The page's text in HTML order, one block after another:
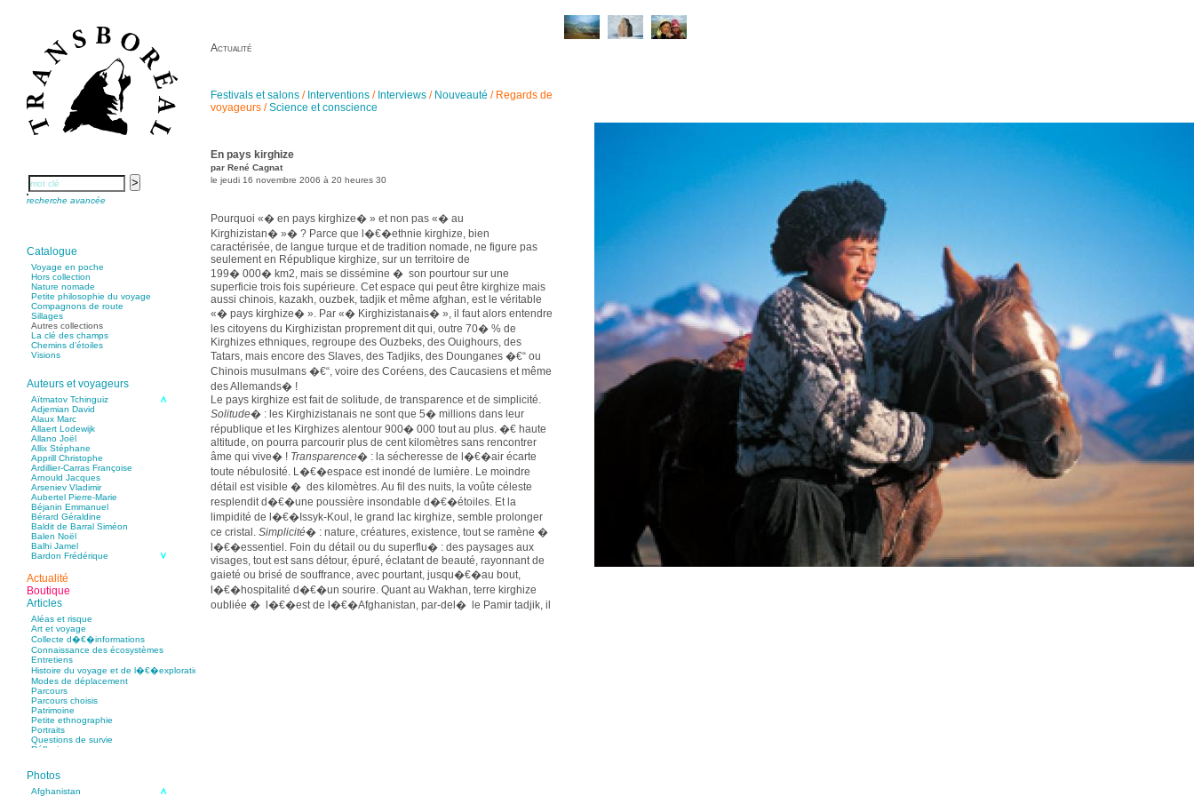
recherche avancée
Catalogue
Voyage en poche
Hors collection
Nature nomade
Petite philosophie du voyage
Compagnons de route
Sillages
Autres collections
La clé des champs
Chemins d’étoiles
Visions
Auteurs et voyageurs
Aïtmatov Tchinguiz
Adjemian David
Alaux Marc
Allaert Lodewijk
Allano Joël
Allix Stéphane
Apprill Christophe
Ardillier-Carras Françoise
Arnould Jacques
Arseniev Vladimir
Aubertel Pierre-Marie
Béjanin Emmanuel
Bérard Géraldine
Baldit de Barral Siméon
Balen Noël
Balhi Jamel
Bardon Frédérique
Bastide Fabien
Baudin Julie
Baujard Jacques
Bazin Sylvain
Bellanger Marc
Bellec Hervé
Belleville Régis
Benestar Géraldine
Benoist Yann
Bertrand Jordane
Bertrandy Antoine
Bezsonov Youri
Bideau Michel-Cosme
Billard Yannick
Blanchet Anne-Lise
Bluntzer Christophe
Bobin Mathieu
Boch Anne-Laure
Boch Julie
Boillot Henri
Bonnem Éric
Boudart Jean-Louis
Actualité
Boutique
Articles
Aléas et risque
Art et voyage
Collecte d�€�informations
Connaissance des écosystèmes
Entretiens
Histoire du voyage et de l�€�exploration
Modes de déplacement
Parcours
Parcours choisis
Patrimoine
Petite ethnographie
Portraits
Questions de survie
Réflexions
Photos
Afghanistan
Actualité
Festivals et salons / Interventions / Interviews / Nouveauté / Regards de
voyageurs /Science et conscience
En pays kirghize
par René Cagnat
le jeudi 16 novembre 2006 à 20 heures 30
Pourquoi «� en pays kirghize� » et non pas «� au
Kirghizistan� »� ? Parce que l�€�ethnie kirghize, bien
caractérisée, de langue turque et de tradition nomade, ne figure pas
seulement en République kirghize, sur un territoire de
199� 000� km2, mais se dissémine � son pourtour sur une
superficie trois fois supérieure. Cet espace qui peut être kirghize mais
aussi chinois, kazakh, ouzbek, tadjik et même afghan, est le véritable
«� pays kirghize� ». Par «� Kirghizistanais� », il faut alors entendre
les citoyens du Kirghizistan proprement dit qui, outre 70� % de
Kirghizes ethniques, regroupe des Ouzbeks, des Ouighours, des
Tatars, mais encore des Slaves, des Tadjiks, des Dounganes �€“ ou
Chinois musulmans �€“, voire des Coréens, des Caucasiens et même
des Allemands� !
Le pays kirghize est fait de solitude, de transparence et de simplicité.
Solitude� : les Kirghizistanais ne sont que 5� millions dans leur
république et les Kirghizes alentour 900� 000 tout au plus. �€ haute
altitude, on pourra parcourir plus de cent kilomètres sans rencontrer
âme qui vive� ! Transparence� : la sécheresse de l�€�air écarte
toute nébulosité. L�€�espace est inondé de lumière. Le moindre
détail est visible � des kilomètres. Au fil des nuits, la voûte céleste
resplendit d�€�une poussière insondable d�€�étoiles. Et la
limpidité de l�€�Issyk-Koul, le grand lac kirghize, semble prolonger
ce cristal. Simplicité� : nature, créatures, existence, tout se ramène �
l�€�essentiel. Foin du détail ou du superflu� : des paysages aux
visages, tout est sans détour, épuré, éclatant de beauté, rayonnant de
gaieté ou brisé de souffrance, avec pourtant, jusqu�€�au bout,
l�€�hospitalité d�€�un sourire. Quant au Wakhan, terre kirghize
oubliée � l�€�est de l�€�Afghanistan, par-del� le Pamir tadjik, il